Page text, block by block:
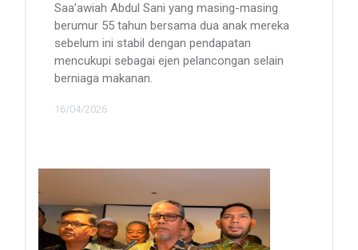
Saa’awiah Abdul Sani yang masing-masing
berumur 55 tahun bersama dua anak mereka
sebelum ini stabil dengan pendapatan
mencukupi sebagai ejen pelancongan selain
berniaga makanan.
16/04/2026